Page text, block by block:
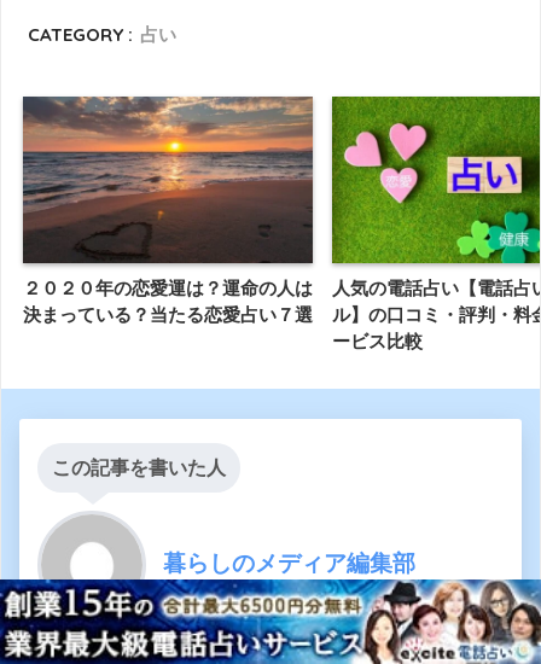
CATEGORY : 占い
２０２０年の恋愛運は？運命の人は
決まっている？当たる恋愛占い７選
人気の電話占い【電話占
ル】の口コミ・評判・料
ービス比較
この記事を書いた人
暮らしのメディア編集部
暮らしのメディア編集部です。記事の内容に関する修正